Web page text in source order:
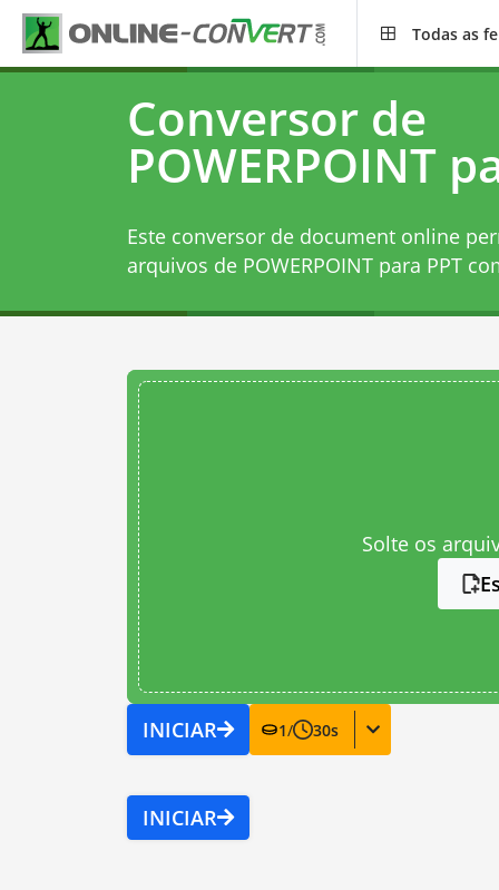
Todas as
Conversor de
POWERPOINT
Este conversor de document online
arquivos de POWERPOINT para PPT
Solte os
INICIAR 1/ 30s
INICIAR